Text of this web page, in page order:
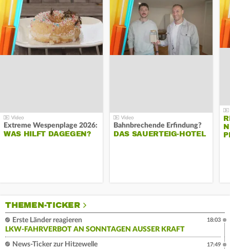
Extreme Wespenplage 2026:
WAS HILFT DAGEGEN?
Bahnbrechende Erfindung?
DAS SAUERTEIG-HOTEL
THEMEN-TICKER
Erste Länder reagieren
LKW-FAHRVERBOT AN SONNTAGEN AUSSER KRAFT
18:03
News-Ticker zur Hitzewelle
17:49